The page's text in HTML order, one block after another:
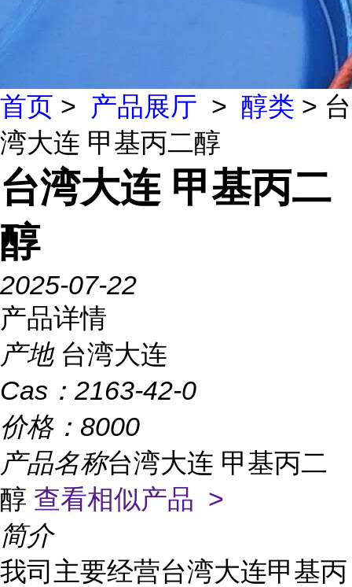
首页 > 产品展厅 > 醇类 > 台
湾大连 甲基丙二醇
台湾大连 甲基丙二
醇
2025-07-22
产品详情
产地 台湾大连
Cas： 2163-42-0
价格： 8000
产品名称台湾大连 甲基丙二
醇 查看相似产品 >
简介
我司主要经营台湾大连甲基丙